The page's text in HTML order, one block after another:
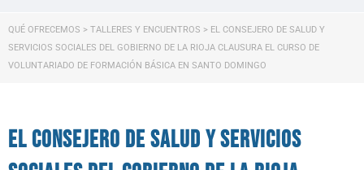
QUÉ OFRECEMOS > TALLERES Y ENCUENTROS > EL CONSEJERO DE SALUD Y
SERVICIOS SOCIALES DEL GOBIERNO DE LA RIOJA CLAUSURA EL CURSO DE
VOLUNTARIADO DE FORMACIÓN BÁSICA EN SANTO DOMINGO
El consejero de Salud y Servicios